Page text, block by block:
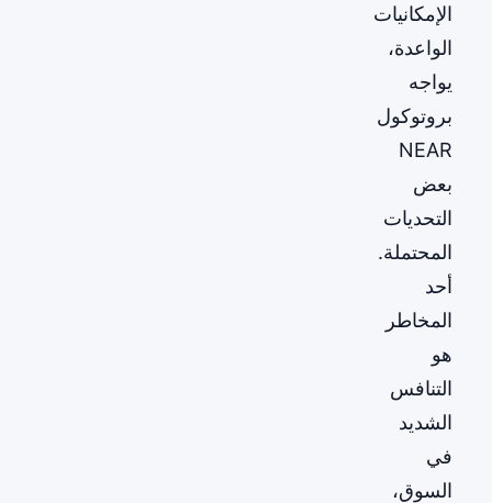
الإمكانيات
الواعدة،
يواجه
بروتوكول
NEAR
بعض
التحديات
المحتملة.
أحد
المخاطر
هو
التنافس
الشديد
في
السوق،